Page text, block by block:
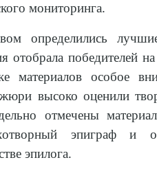
мониторинга.
определились
победителей
особое
высоко оценили
отмечены
эпиграф и
эпилога.